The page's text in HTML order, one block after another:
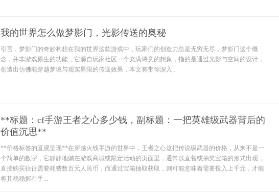
我的世界怎么做梦影门，光影传送的奥秘
引言，梦影门的奇妙构想在我的世界这款游戏中，玩家们的创造力总是无穷无尽，梦影门这个概
念，并非游戏原生的功能，它源自玩家社区一个充满诗意的想象，指的是通过光影与空间的设计，
创造出仿佛能穿越梦境与现实界限的传送效果，本文将带你深入...
**标题：cf手游王者之心多少钱，副标题：一把英雄级武器背后的
价值沉思**
**价格标签的直观呈现**在穿越火线手游的世界中，王者之心这把传说级武器的价格，从来不是一
个简单的数字，它静静地躺在游戏商城或限定活动的页面里，通常以直售或抽奖宝箱的形式出现，
直接购买往往需要耗费数百元人民币，而通过宝箱抽取获取，则可能意味着需要投入上千元，才能
将其稳稳握在手...